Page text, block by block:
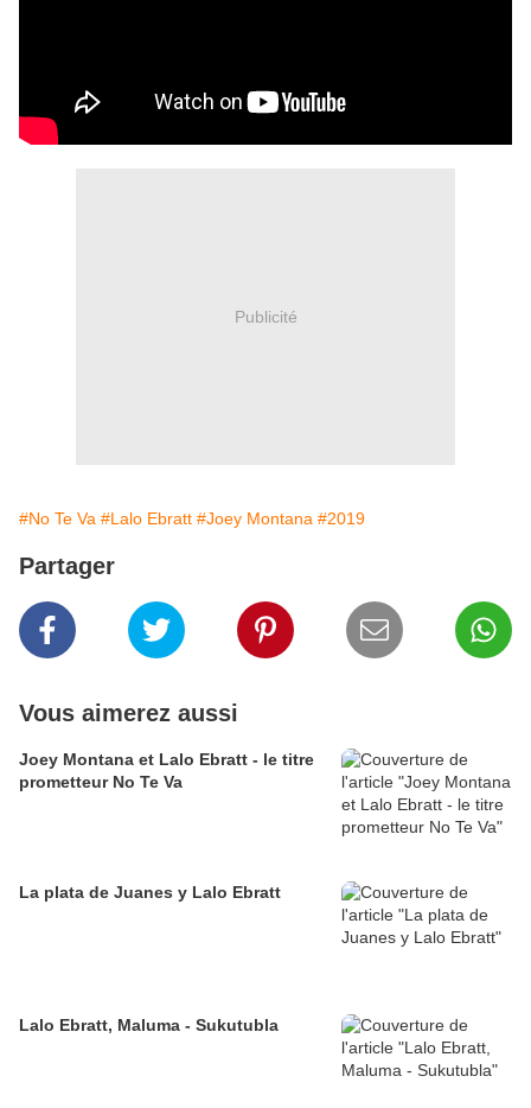
Publicité
#No Te Va #Lalo Ebratt #Joey Montana #2019
Partager
Vous aimerez aussi
Joey Montana et Lalo Ebratt - le titre
prometteur No Te Va
La plata de Juanes y Lalo Ebratt
Lalo Ebratt, Maluma - Sukutubla